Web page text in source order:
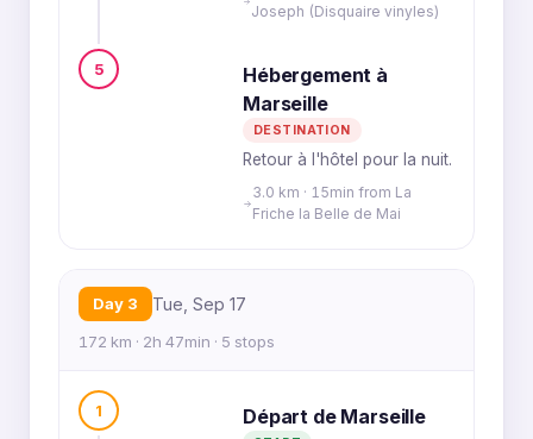
Joseph (Disquaire vinyles)
5
Hébergement à
Marseille
DESTINATION
Retour à l'hôtel pour la nuit.
3.0 km · 15min from La
Friche la Belle de Mai
Day 3 Tue, Sep 17
172 km · 2h 47min · 5 stops
1 Départ de Marseille